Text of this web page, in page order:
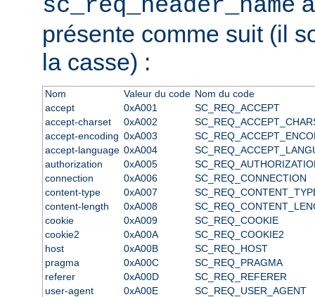
sc_req_header_name
présente comme suit (il
la casse) :
Nom Valeur du code Nom du code
accept
0xA001
SC_REQ_ACCEPT
accept-charset
0xA002
accept-encoding 0xA003
accept-language 0xA004
authorization
0xA005
connection
0xA006
SC_REQ_CONNECTION
content-type
0xA007
content-length
0xA008
cookie
0xA009
SC_REQ_COOKIE
cookie2
0xA00A
SC_REQ_COOKIE2
host
0xA00B
SC_REQ_HOST
pragma
0xA00C
SC_REQ_PRAGMA
referer
0xA00D
SC_REQ_REFERER
user-agent
0xA00E SC_REQ_USER_AGENT